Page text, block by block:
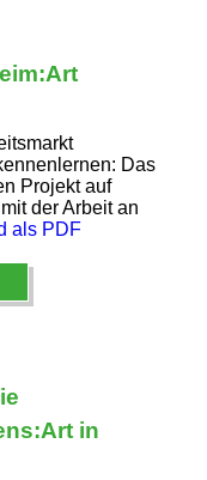
Das
Projekt auf
der Arbeit an
als PDF
in